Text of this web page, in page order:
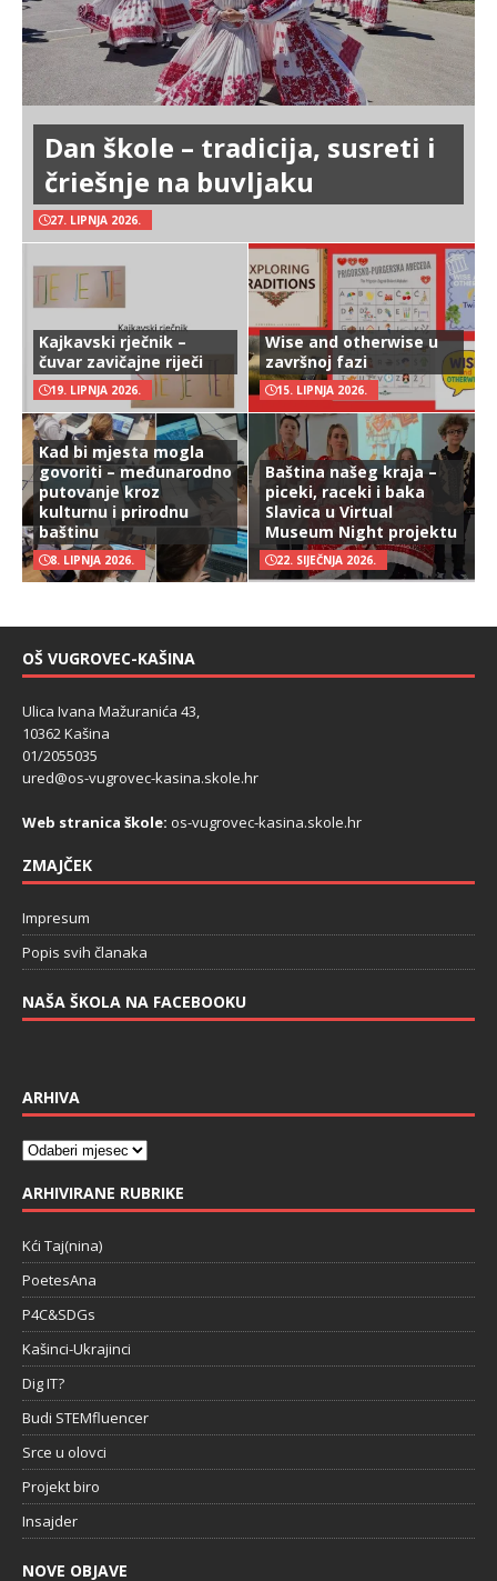
Dan škole – tradicija, susreti i
čriešnje na buvljaku
27. LIPNJA 2026.
Kajkavski rječnik –
čuvar zavičajne riječi
19. LIPNJA 2026.
Wise and otherwise u
završnoj fazi
15. LIPNJA 2026.
Kad bi mjesta mogla
govoriti – međunarodno
putovanje kroz
kulturnu i prirodnu
baštinu
8. LIPNJA 2026.
Baština našeg kraja –
piceki, raceki i baka
Slavica u Virtual
Museum Night projektu
22. SIJEČNJA 2026.
OŠ VUGROVEC-KAŠINA
Ulica Ivana Mažuranića 43,
10362 Kašina
01/2055035
ured@os-vugrovec-kasina.skole.hr
Web stranica škole: os-vugrovec-kasina.skole.hr
ZMAJČEK
Impresum
Popis svih članaka
NAŠA ŠKOLA NA FACEBOOKU
ARHIVA
ARHIVIRANE RUBRIKE
Kći Taj(nina)
PoetesAna
P4C&SDGs
Kašinci-Ukrajinci
Dig IT?
Budi STEMfluencer
Srce u olovci
Projekt biro
Insajder
NOVE OBJAVE